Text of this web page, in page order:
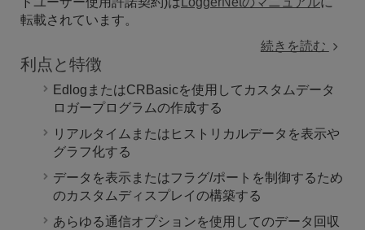
転載されています。
続きを読む
利点と特徴
EdlogまたはCRBasicを使用してカスタムデータ
ロガープログラムの作成する
リアルタイムまたはヒストリカルデータを表示や
グラフ化する
データを表示またはフラグ/ポートを制御するため
のカスタムディスプレイの構築する
あらゆる通信オプションを使用してのデータ回収